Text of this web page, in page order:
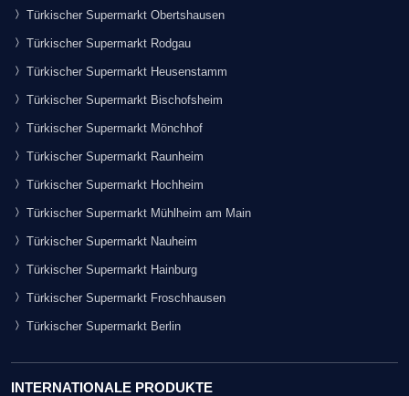
Türkischer Supermarkt Obertshausen
Türkischer Supermarkt Rodgau
Türkischer Supermarkt Heusenstamm
Türkischer Supermarkt Bischofsheim
Türkischer Supermarkt Mönchhof
Türkischer Supermarkt Raunheim
Türkischer Supermarkt Hochheim
Türkischer Supermarkt Mühlheim am Main
Türkischer Supermarkt Nauheim
Türkischer Supermarkt Hainburg
Türkischer Supermarkt Froschhausen
Türkischer Supermarkt Berlin
INTERNATIONALE PRODUKTE